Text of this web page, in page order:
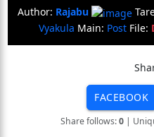
Author: Rajabu
Vyakula Main: PostFile:
FACEBOOK
Share follows:0|